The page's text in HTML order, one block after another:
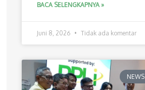
BACA SELENGKAPNYA »
Juni 8, 2026 Tidak ada komentar
NEWS